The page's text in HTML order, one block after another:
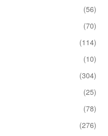
(56)
(70)
(114)
(10)
(304)
(25)
(78)
(276)